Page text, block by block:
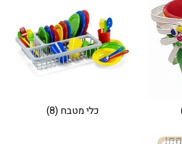
כלי מטבח(8)